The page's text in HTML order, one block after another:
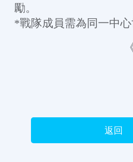
勵。
*戰隊成員需為同一中心
返回